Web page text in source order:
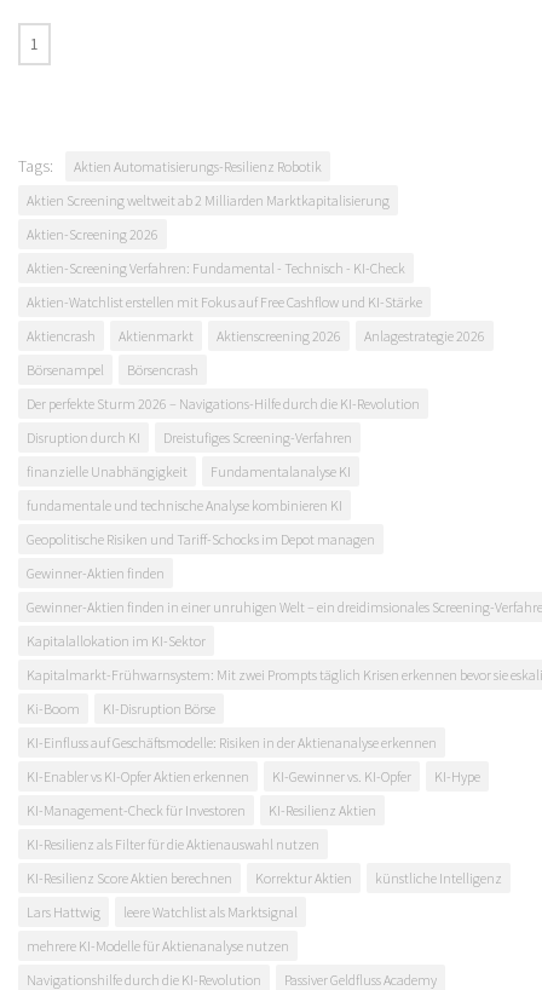
Tags:
Aktien Automatisierungs-Resilienz Robotik
Aktien Screening weltweit ab 2 Milliarden Marktkapitalisierung
Aktien-Screening 2026
Aktien-Screening Verfahren: Fundamental - Technisch - KI-Check
Aktien-Watchlist erstellen mit Fokus auf Free Cashflow und KI-Stärke
Aktiencrash
Aktienmarkt Aktienscreening 2026
Anlagestrategie 2026
Börsenampel
Börsencrash
Der perfekte Sturm 2026 – Navigations-Hilfe durch die KI-Revolution
Disruption durch KI
Dreistufiges Screening-Verfahren
finanzielle Unabhängigkeit
Fundamentalanalyse KI
fundamentale und technische Analyse kombinieren KI
Geopolitische Risiken und Tariff-Schocks im Depot managen
Gewinner-Aktien finden
Gewinner-Aktien finden in einer unruhigen Welt – ein dreidimsionales Screening-
Kapitalallokation im KI-Sektor
Kapitalmarkt-Frühwarnsystem: Mit zwei Prompts täglich Krisen erkennen bevor sie
Ki-Boom
KI-Disruption Börse
KI-Einfluss auf Geschäftsmodelle: Risiken in der Aktienanalyse erkennen
KI-Enabler vs KI-Opfer Aktien erkennen
KI-Gewinner vs. KI-Opfer
KI-Hype
KI-Management-Check für Investoren
KI-Resilienz Aktien
KI-Resilienz als Filter für die Aktienauswahl nutzen
KI-Resilienz Score Aktien berechnen
Korrektur Aktien
künstliche Intelligenz
Lars Hattwig
leere Watchlist als Marktsignal
mehrere KI-Modelle für Aktienanalyse nutzen
Navigationshilfe durch die KI-Revolution
Passiver Geldfluss Academy